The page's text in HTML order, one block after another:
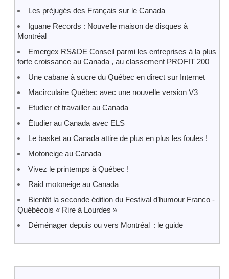
Les préjugés des Français sur le Canada
Iguane Records : Nouvelle maison de disques à
Montréal
Emergex RS&DE Conseil parmi les entreprises à la plus
forte croissance au Canada , au classement PROFIT 200
Une cabane à sucre du Québec en direct sur Internet
Macirculaire Québec avec une nouvelle version V3
Etudier et travailler au Canada
Étudier au Canada avec ELS
Le basket au Canada attire de plus en plus les foules !
Motoneige au Canada
Vivez le printemps à Québec !
Raid motoneige au Canada
Bientôt la seconde édition du Festival d’humour Franco -
Québécois « Rire à Lourdes »
Déménager depuis ou vers Montréal : le guide